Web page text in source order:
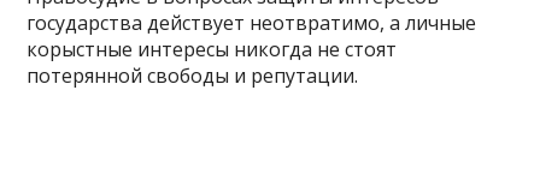
государства действует неотвратимо, а личные
корыстные интересы никогда не стоят
потерянной свободы и репутации.